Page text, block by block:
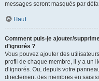
messages seront masqués par
Haut
Comment puis-je ajouter/
d’ignorés ?
Vous pouvez ajouter des
profil de chaque membre, il y a un
d’ignorés. Ou, depuis votre
directement des membres en